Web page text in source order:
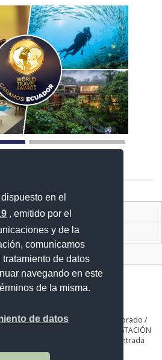
en el
, emitido por el
y de la
comunicamos
de datos
navegando en este
de la misma.
de datos
Ciudadano Digital
Ciudadano
de Información (SNI)
Gral. Telmo Paz y Miño. Sector El Dorado /
#402 Ciudadela la Garzota / ESTACIÓN
Km. 65, Páramo de Romerillos entrada
de Recreación